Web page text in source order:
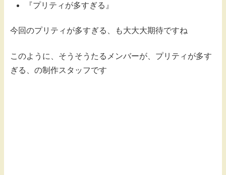
『プリティが多すぎる』
今回のプリティが多すぎる、も大大大期待ですね
このように、そうそうたるメンバーが、プリティが多す
ぎる、の制作スタッフです